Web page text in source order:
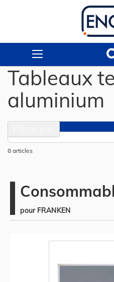
Tableaux
aluminium
8 articles
pour FRANKEN